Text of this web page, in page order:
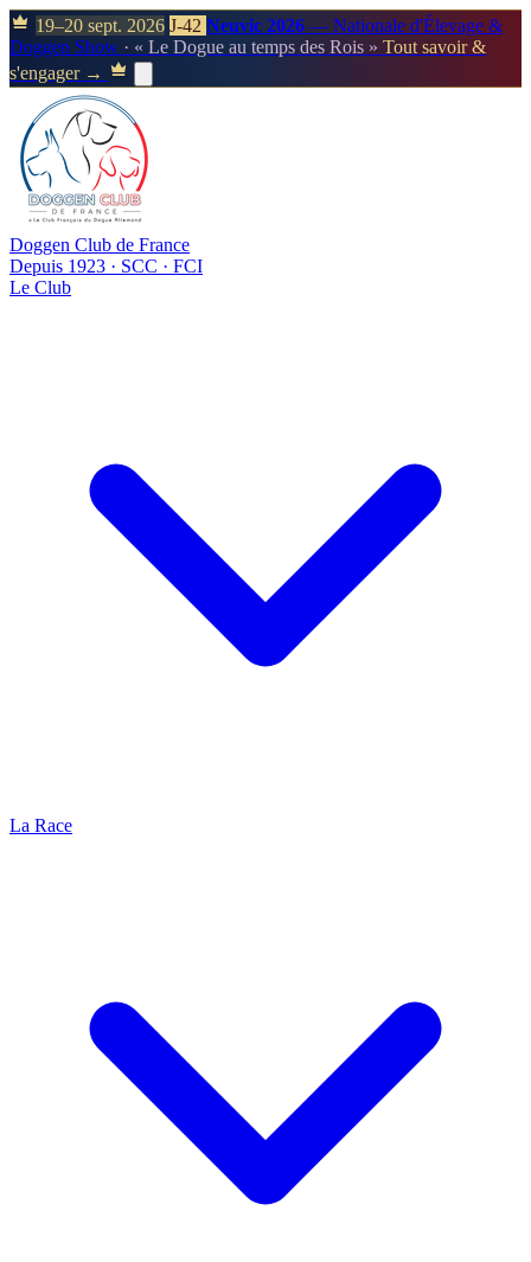
19–20 sept. 2026 J-42 Neuvic 2026 — Nationale d'Élevage &
Doggen Show · « Le Dogue au temps des Rois » Tout savoir &
s'engager →
Doggen Club de France
Depuis 1923 · SCC · FCI
Le Club
La Race